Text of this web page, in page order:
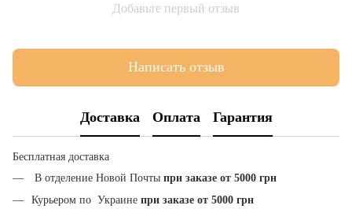
Добавьте первый отзыв
Написать отзыв
Доставка Оплата Гарантия
Бесплатная доставка
В отделение Новой Почты при заказе от 5000 грн
Курьером по Украине при заказе от 5000 грн